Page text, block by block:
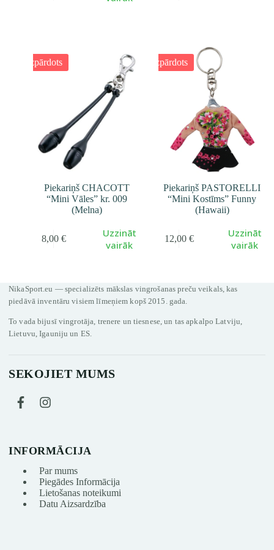
Izpārdots
Piekariņš CHACOTT
“Mini Vāles” kr. 009
(Melna)
8,00 €
Uzzināt
vairāk
Izpārdots
Piekariņš PASTORELLI
“Mini Kostīms” Funny
(Hawaii)
12,00 €
Uzzināt
vairāk
NikaSport.eu — specializēts mākslas vingrošanas preču veikals, kas
piedāvā inventāru visiem līmeņiem kopš 2015. gada.
To vada bijusī vingrotāja, trenere un tiesnese, un tas apkalpo Latviju,
Lietuvu, Igauniju un ES.
SEKOJIET MUMS
INFORMĀCIJA
Par mums
Piegādes Informācija
Lietošanas noteikumi
Datu Aizsardzība